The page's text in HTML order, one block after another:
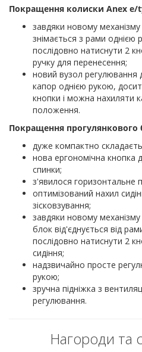
Покращення колиски Anex e/
завдяки новому механізму
знімається з рами однією
послідовно натиснути 2
ручку для перенесення;
новий вузол
капор однією рукою,
кнопки і можна нахиляти
положення.
Покращення прогулянкового
дуже компактно
нова ергономічна кнопка
спинки;
з'явилося
оптимізований нахил
зісковзування;
завдяки новому
блок від'єднується від
послідовно натиснути 2
сидіння;
надзвичайно просте
рукою;
зручна підніжка з
регулювання.
Нагороди та